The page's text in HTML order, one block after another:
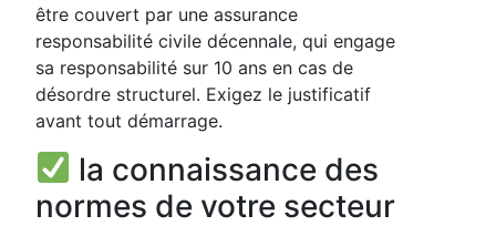
être couvert par une assurance
responsabilité civile décennale, qui engage
sa responsabilité sur 10 ans en cas de
désordre structurel. Exigez le justificatif
avant tout démarrage.
la connaissance des
normes de votre secteur